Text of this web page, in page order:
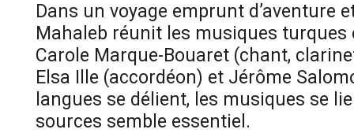
Dans un voyage emprunt d’aventure
Mahaleb réunit les musiques turques
Carole Marque-Bouaret (chant,
Elsa Ille (accordéon) et Jérôme
langues se délient, les musiques se
sources semble essentiel.